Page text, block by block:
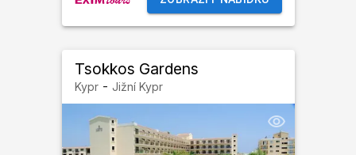
Tsokkos Gardens
Kypr- Jižní Kypr